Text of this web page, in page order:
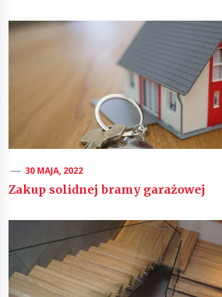
30 MAJA, 2022
Zakup solidnej bramy garażowej